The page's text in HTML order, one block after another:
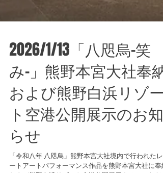
2026/1/13「八咫烏-笑
み-」熊野本宮大社奉納
および熊野白浜リゾー
ト空港公開展示のお知
らせ